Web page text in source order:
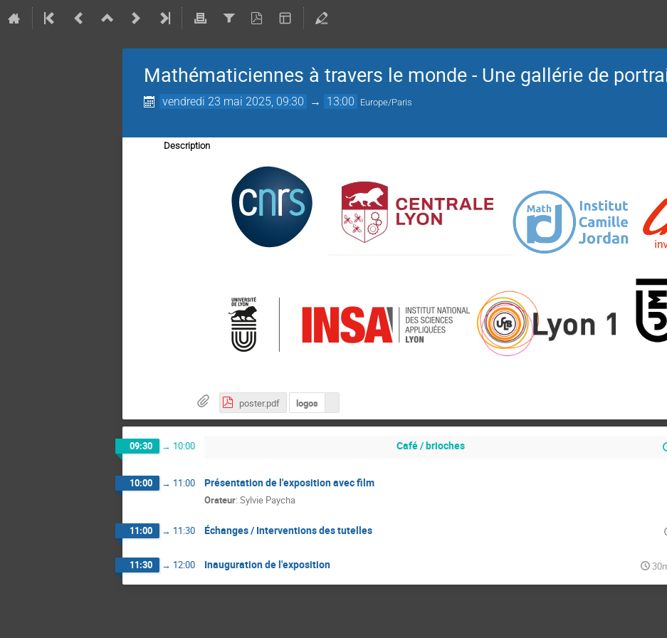
Mathématiciennes à travers le monde - Une gallérie de
vendredi 23 mai 2025, 09:30 → 13:00 Europe/Paris
Description
poster.pdf logos
09:30 → 10:00 Café / brioches
10:00 → 11:00 Présentation de l'exposition avec film
Orateur: Sylvie Paycha
11:00 → 11:30 Échanges / Interventions des tutelles
11:30 → 12:00 Inauguration de l'exposition